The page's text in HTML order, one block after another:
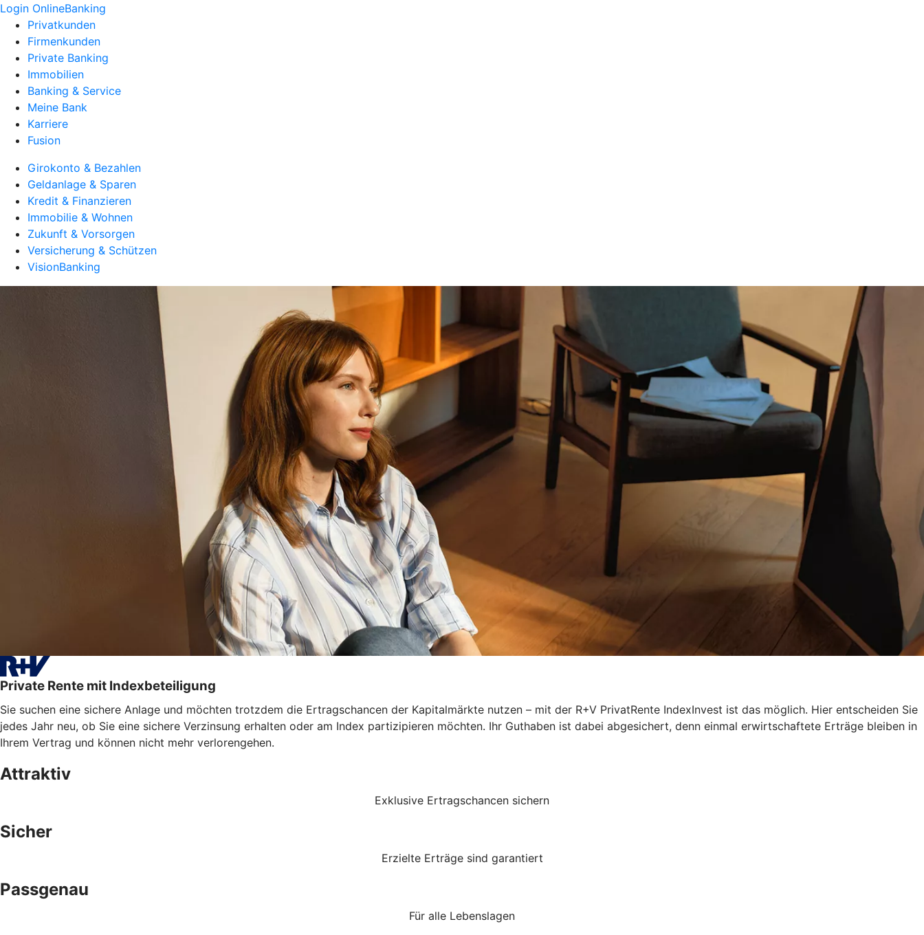
Login OnlineBanking
Privatkunden
Firmenkunden
Private Banking
Immobilien
Banking & Service
Meine Bank
Karriere
Fusion
Girokonto & Bezahlen
Geldanlage & Sparen
Kredit & Finanzieren
Immobilie & Wohnen
Zukunft & Vorsorgen
Versicherung & Schützen
VisionBanking
Private Rente mit Indexbeteiligung
Sie suchen eine sichere Anlage und möchten trotzdem die Ertragschancen der Kapitalmärkte nutzen – mit der R+V PrivatRente IndexInvest ist das möglich. Hier entscheiden Sie
jedes Jahr neu, ob Sie eine sichere Verzinsung erhalten oder am Index partizipieren möchten. Ihr Guthaben ist dabei abgesichert, denn einmal erwirtschaftete Erträge bleiben in
Ihrem Vertrag und können nicht mehr verlorengehen.
Attraktiv
Exklusive Ertragschancen sichern
Sicher
Erzielte Erträge sind garantiert
Passgenau
Für alle Lebenslagen